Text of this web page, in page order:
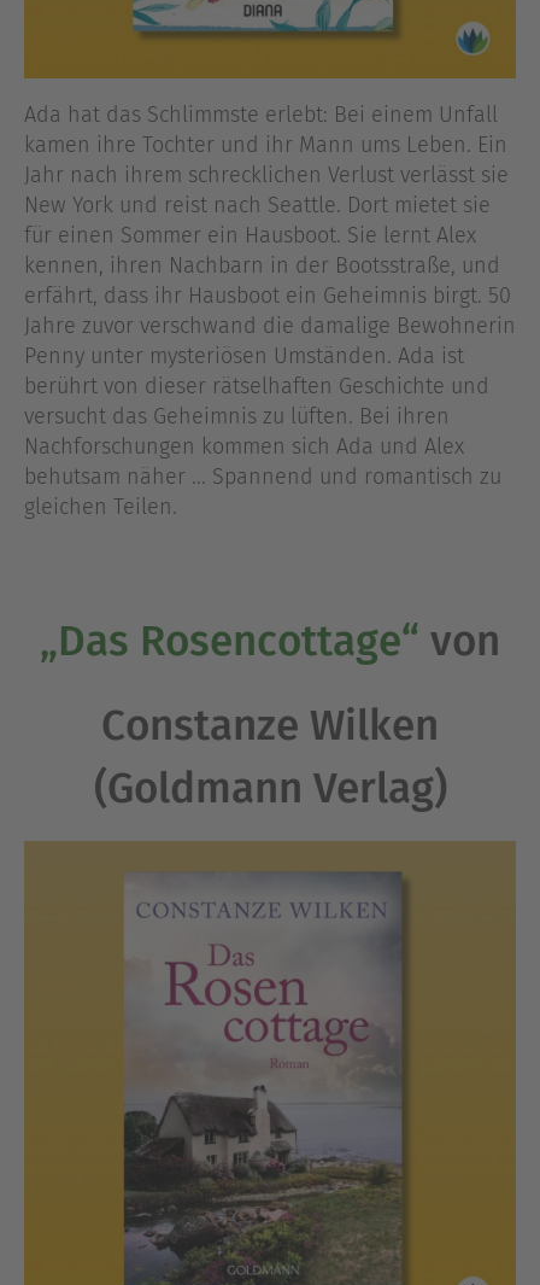
Ada hat das Schlimmste erlebt: Bei einem Unfall
kamen ihre Tochter und ihr Mann ums Leben. Ein
Jahr nach ihrem schrecklichen Verlust verlässt sie
New York und reist nach Seattle. Dort mietet sie
für einen Sommer ein Hausboot. Sie lernt Alex
kennen, ihren Nachbarn in der Bootsstraße, und
erfährt, dass ihr Hausboot ein Geheimnis birgt. 50
Jahre zuvor verschwand die damalige Bewohnerin
Penny unter mysteriösen Umständen. Ada ist
berührt von dieser rätselhaften Geschichte und
versucht das Geheimnis zu lüften. Bei ihren
Nachforschungen kommen sich Ada und Alex
behutsam näher ... Spannend und romantisch zu
gleichen Teilen.
„Das Rosencottage“ von
Constanze Wilken
(Goldmann Verlag)